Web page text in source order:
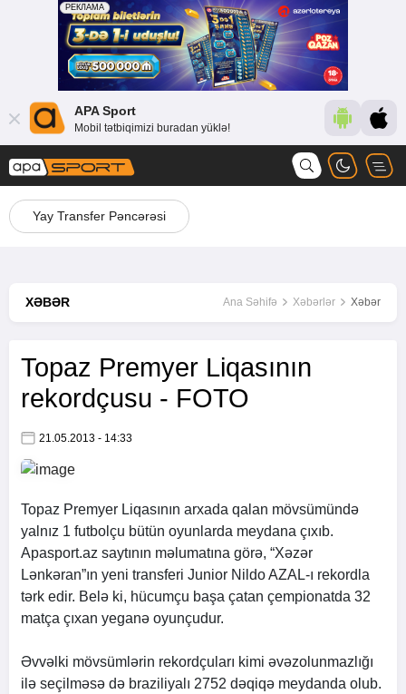
APA Sport
Mobil tətbiqimizi buradan yüklə!
Yay Transfer Pəncərəsi
XƏBƏR Ana Səhifə Xəbərlər Xəbər
Topaz Premyer Liqasının
rekordçusu - FOTO
21.05.2013 - 14:33
Topaz Premyer Liqasının arxada qalan mövsümündə
yalnız 1 futbolçu bütün oyunlarda meydana çıxıb.
Apasport.az saytının məlumatına görə, “Xəzər
Lənkəran”ın yeni transferi Junior Nildo AZAL-ı rekordla
tərk edir. Belə ki, hücumçu başa çatan çempionatda 32
matça çıxan yeganə oyunçudur.
Əvvəlki mövsümlərin rekordçuları kimi əvəzolunmazlığı
ilə seçilməsə də braziliyalı 2752 dəqiqə meydanda olub.